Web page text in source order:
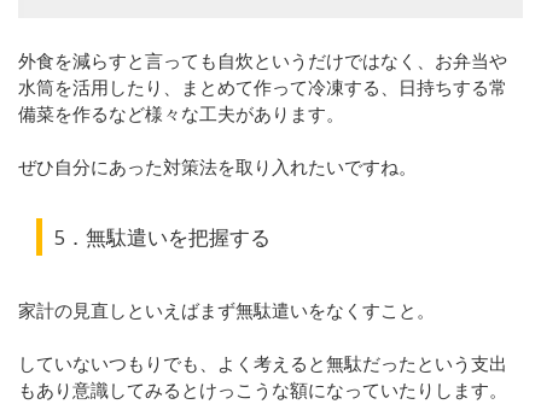
外食を減らすと言っても自炊というだけではなく、お弁当や
水筒を活用したり、まとめて作って冷凍する、日持ちする常
備菜を作るなど様々な工夫があります。
ぜひ自分にあった対策法を取り入れたいですね。
5．無駄遣いを把握する
家計の見直しといえばまず無駄遣いをなくすこと。
していないつもりでも、よく考えると無駄だったという支出
もあり意識してみるとけっこうな額になっていたりします。